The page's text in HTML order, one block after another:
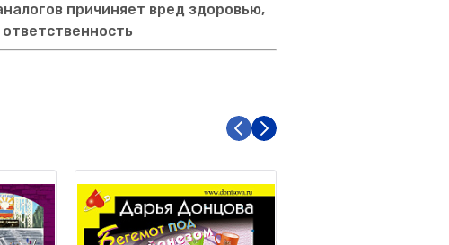
причиняет вред здоровью,